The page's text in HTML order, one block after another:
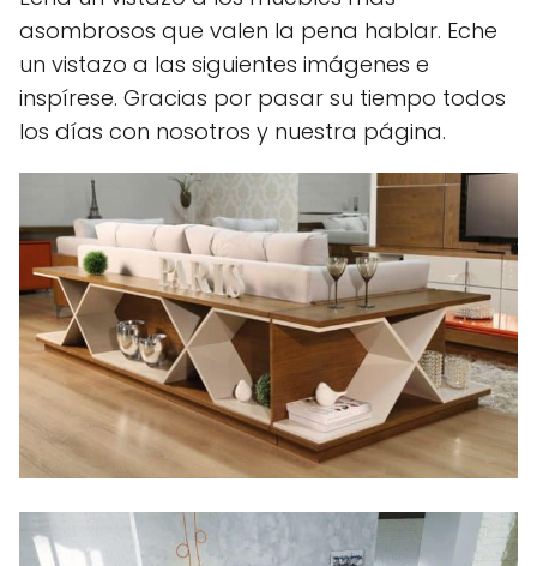
asombrosos que valen la pena hablar. Eche
un vistazo a las siguientes imágenes e
inspírese. Gracias por pasar su tiempo todos
los días con nosotros y nuestra página.